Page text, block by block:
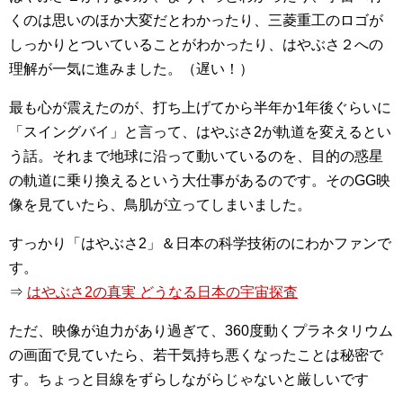
くのは思いのほか大変だとわかったり、三菱重工のロゴが
しっかりとついていることがわかったり、はやぶさ２への
理解が一気に進みました。（遅い！）
最も心が震えたのが、打ち上げてから半年か1年後ぐらいに
「スイングバイ」と言って、はやぶさ2が軌道を変えるとい
う話。それまで地球に沿って動いているのを、目的の惑星
の軌道に乗り換えるという大仕事があるのです。そのGG映
像を見ていたら、鳥肌が立ってしまいました。
すっかり「はやぶさ2」＆日本の科学技術のにわかファンで
す。
⇒ はやぶさ2の真実 どうなる日本の宇宙探査
ただ、映像が迫力があり過ぎて、360度動くプラネタリウム
の画面で見ていたら、若干気持ち悪くなったことは秘密で
す。ちょっと目線をずらしながらじゃないと厳しいです